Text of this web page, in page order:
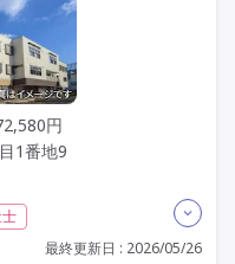
円
1番地9
修(ヘルパー2級)
最終更新日 : 2026/05/26